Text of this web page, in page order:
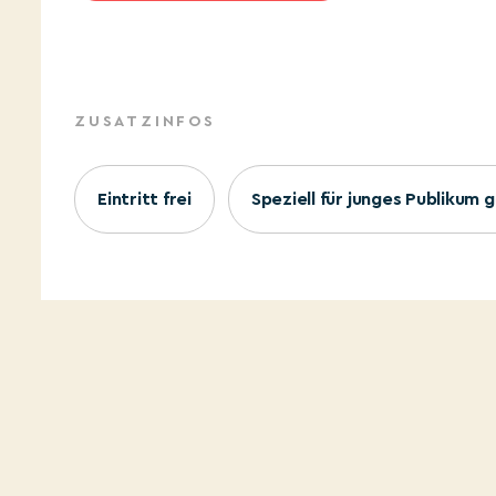
ZUSATZINFOS
Eintritt frei Speziell für junges Publikum